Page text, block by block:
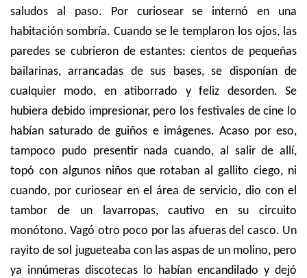
saludos al paso. Por curiosear se internó en una
habitación sombría. Cuando se le templaron los ojos, las
paredes se cubrieron de estantes: cientos de pequeñas
bailarinas, arrancadas de sus bases, se disponían de
cualquier modo, en atiborrado y feliz desorden. Se
hubiera debido impresionar, pero los festivales de cine lo
habían saturado de guiños e imágenes. Acaso por eso,
tampoco pudo presentir nada cuando, al salir de allí,
topó con algunos niños que rotaban al gallito ciego, ni
cuando, por curiosear en el área de servicio, dio con el
tambor de un lavarropas, cautivo en su circuito
monótono. Vagó otro poco por las afueras del casco. Un
rayito de sol jugueteaba con las aspas de un molino, pero
ya innúmeras discotecas lo habían encandilado y dejó